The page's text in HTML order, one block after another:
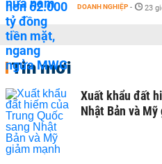
DOANH NGHIỆP - 23
Tin mới
Xuất khẩu đất
Nhật Bản và Mỹ